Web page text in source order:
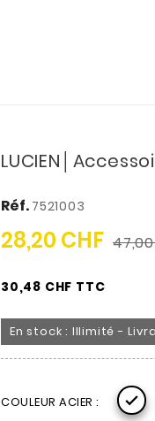
Réf. 7521003
28,20 CHF
30,48 CHF TTC
En stock : Illimité -
COULEUR ACIER : 